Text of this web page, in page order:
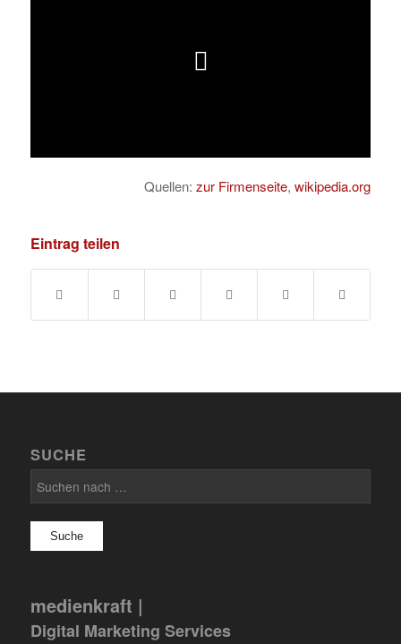
Quellen:zur Firmenseite,wikipedia.org
Eintrag teilen
SUCHE
Suchen
nach:
medienkraft |
Digital Marketing Services